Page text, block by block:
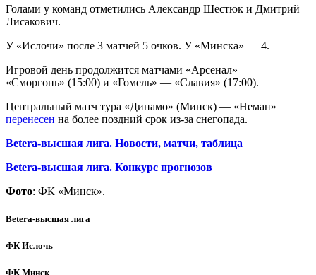
Голами у команд отметились Александр Шестюк и Дмитрий
Лисакович.
У «Ислочи» после 3 матчей 5 очков. У «Минска» — 4.
Игровой день продолжится матчами «Арсенал» —
«Сморгонь» (15:00) и «Гомель» — «Славия» (17:00).
Центральный матч тура «Динамо» (Минск) — «Неман»
перенесен на более поздний срок из-за снегопада.
Betera-высшая лига. Новости, матчи, таблица
Betera-высшая лига. Конкурс прогнозов
Фото: ФК «Минск».
Betera-высшая лига
ФК Ислочь
ФК Минск